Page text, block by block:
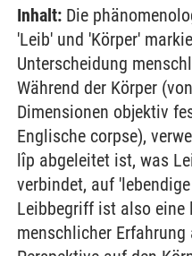
Inhalt: Die
'Leib' und 'Körper'
Unterscheidung
Während der Körper
Dimensionen objektiv
Englische corpse),
lîp abgeleitet ist, was
verbindet, auf
Leibbegriff ist also eine
menschlicher